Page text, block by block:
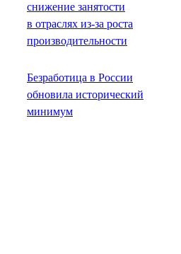
снижение занятости
в отраслях из-за роста
производительности
Безработица в России
обновила исторический
минимум